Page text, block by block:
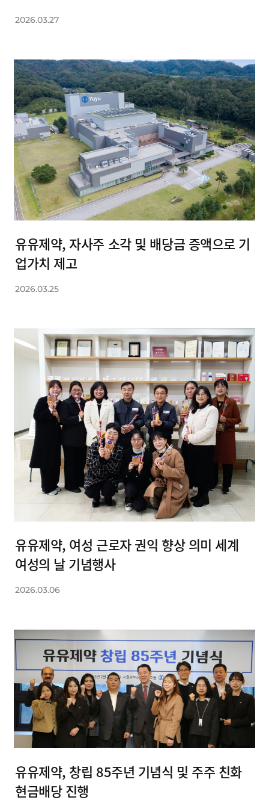
2026.03.27
유유제약, 자사주 소각 및 배당금 증액으로 기
업가치 제고
2026.03.25
유유제약, 여성 근로자 권익 향상 의미 세계
여성의 날 기념행사
2026.03.06
유유제약, 창립 85주년 기념식 및 주주 친화
현금배당 진행